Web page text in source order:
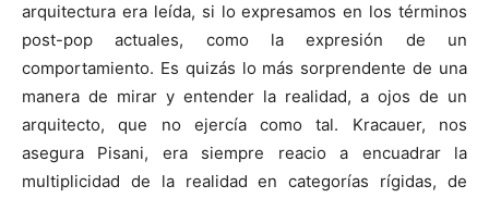
arquitectura era leída, si lo expresamos en los términos
post-pop actuales, como la expresión de un
comportamiento. Es quizás lo más sorprendente de una
manera de mirar y entender la realidad, a ojos de un
arquitecto, que no ejercía como tal. Kracauer, nos
asegura Pisani, era siempre reacio a encuadrar la
multiplicidad de la realidad en categorías rígidas, de